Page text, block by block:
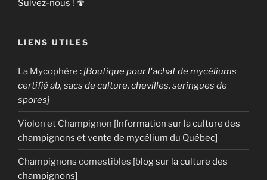
Suivez-nous ! 🍄
LIENS UTILES
La Mycophère :[Boutique pour l'achat de mycéliums
certifié ab, sacs de culture, chevilles, seringues de
spores]
Violon et Champignon [Information sur la culture des
champignons et vente de mycélium du Québec]
Champignons comestibles [blog sur la culture des
champignons]